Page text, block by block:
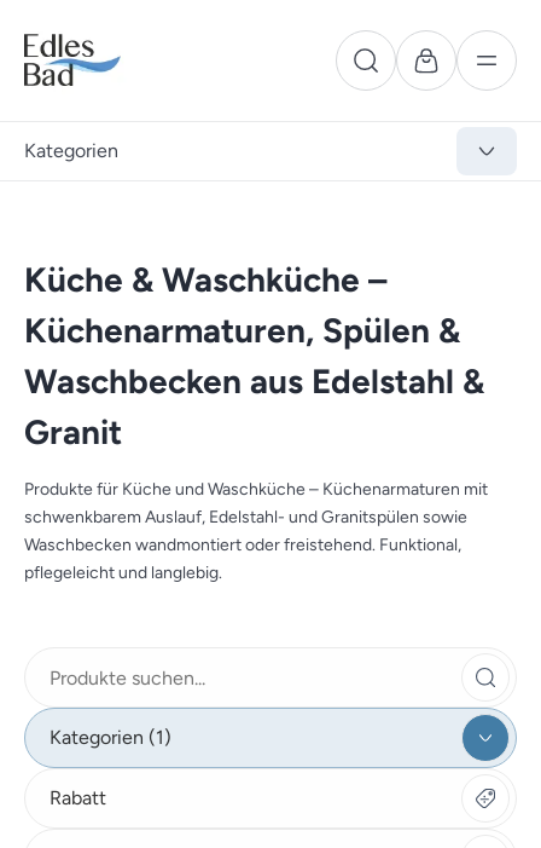
Kategorien
Küche & Waschküche –
Küchenarmaturen, Spülen &
Waschbecken aus Edelstahl &
Granit
Produkte für Küche und Waschküche – Küchenarmaturen mit
schwenkbarem Auslauf, Edelstahl- und Granitspülen sowie
Waschbecken wandmontiert oder freistehend. Funktional,
pflegeleicht und langlebig.
Kategorien (1)
Rabatt